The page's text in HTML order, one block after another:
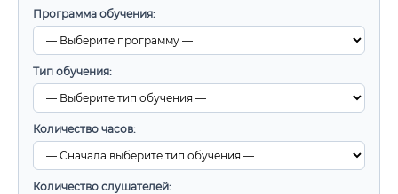
Программа обучения:
Тип обучения:
Количество часов:
Количество слушателей: